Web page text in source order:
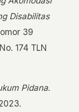
Disabilitas
39
174 TLN
Pidana.